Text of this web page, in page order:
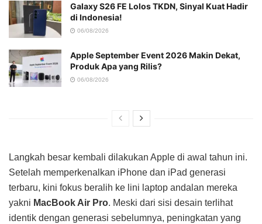
Galaxy S26 FE Lolos TKDN, Sinyal Kuat Hadir
di Indonesia!
06/08/2026
Apple September Event 2026 Makin Dekat,
Produk Apa yang Rilis?
06/08/2026
Langkah besar kembali dilakukan Apple di awal tahun ini.
Setelah memperkenalkan iPhone dan iPad generasi
terbaru, kini fokus beralih ke lini laptop andalan mereka
yakni MacBook Air Pro. Meski dari sisi desain terlihat
identik dengan generasi sebelumnya, peningkatan yang